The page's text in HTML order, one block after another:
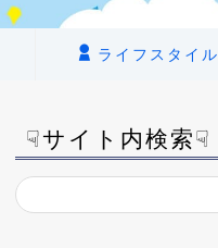
ライフスタイル
☟サイト内検索☟